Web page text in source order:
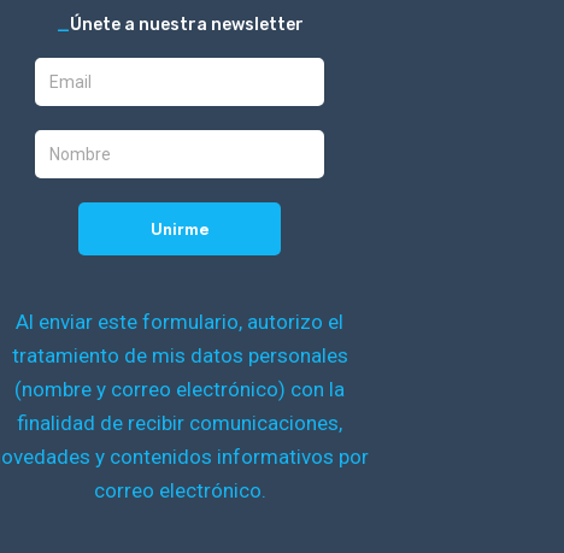
_Únete a nuestra newsletter
Al enviar este formulario, autorizo el
tratamiento de mis datos personales
(nombre y correo electrónico) con la
finalidad de recibir comunicaciones,
y contenidos informativos por
correo electrónico.